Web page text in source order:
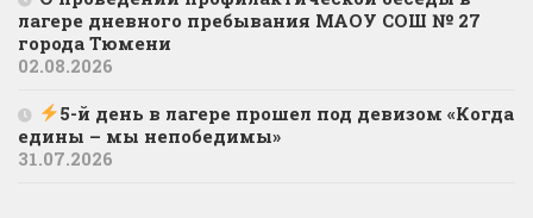
лагере дневного пребывания МАОУ СОШ № 27
города Тюмени
02.08.2026
5-й день в лагере прошел под девизом «Когда
едины – мы непобедимы»
31.07.2026